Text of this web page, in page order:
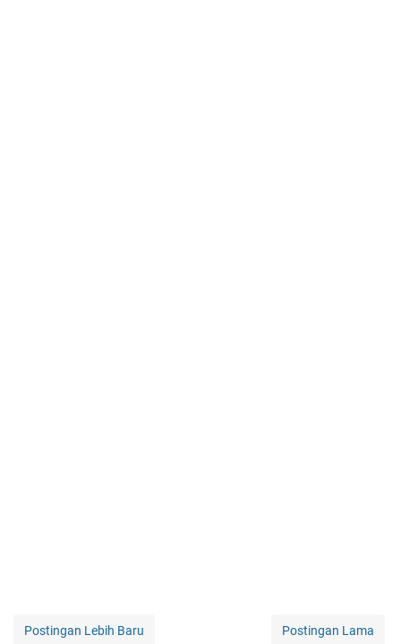
Postingan Lebih Baru Postingan Lama